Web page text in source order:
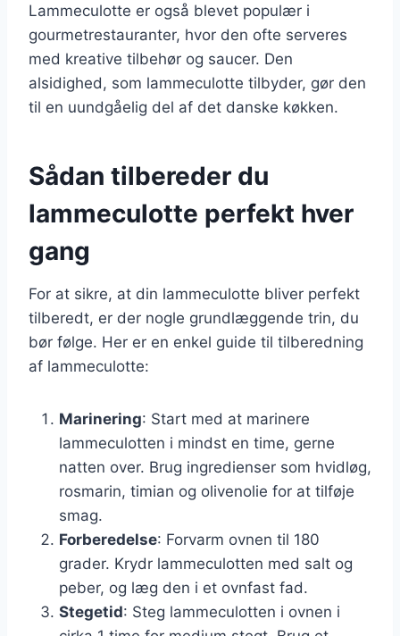
Lammeculotte er også blevet populær i
gourmetrestauranter, hvor den ofte serveres
med kreative tilbehør og saucer. Den
alsidighed, som lammeculotte tilbyder, gør den
til en uundgåelig del af det danske køkken.
Sådan tilbereder du
lammeculotte perfekt hver
gang
For at sikre, at din lammeculotte bliver perfekt
tilberedt, er der nogle grundlæggende trin, du
bør følge. Her er en enkel guide til tilberedning
af lammeculotte:
Marinering: Start med at marinere
lammeculotten i mindst en time, gerne
natten over. Brug ingredienser som hvidløg,
rosmarin, timian og olivenolie for at tilføje
smag.
Forberedelse: Forvarm ovnen til 180
grader. Krydr lammeculotten med salt og
peber, og læg den i et ovnfast fad.
Stegetid: Steg lammeculotten i ovnen i